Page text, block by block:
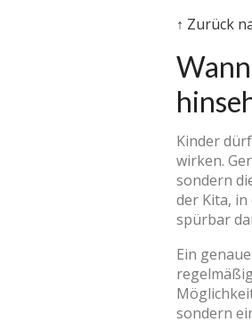
↑ Zurück
Kinder
wirken.
sondern
der Kita,
spürbar
Ein
sondern